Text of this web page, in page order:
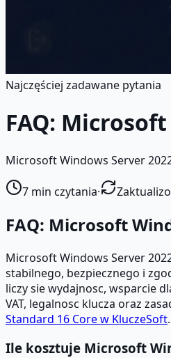
Najczęściej zadawane pytania
FAQ:
Microsoft Windows Server
7 min czytania·
FAQ: Microsoft
Microsoft Windows Server
stabilnego, bezpiecznego i
liczy sie wydajnosc, wsparcie
VAT, legalnosc klucza oraz
Standard 16 Core w KluczeSoft.
Ile kosztuje Microsoft